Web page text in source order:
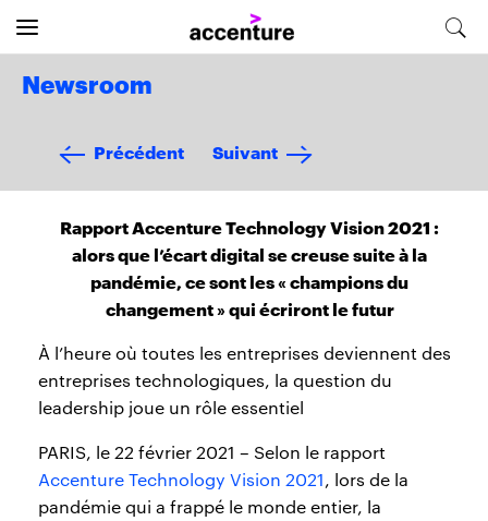
Newsroom
Précédent Suivant
Rapport Accenture Technology Vision 2021 :
alors que l’écart digital se creuse suite à la
pandémie, ce sont les « champions du
changement » qui écriront le futur
À l’heure où toutes les entreprises deviennent des
entreprises technologiques, la question du
leadership joue un rôle essentiel
PARIS, le 22 février 2021 – Selon le rapport
Accenture Technology Vision 2021, lors de la
pandémie qui a frappé le monde entier, la